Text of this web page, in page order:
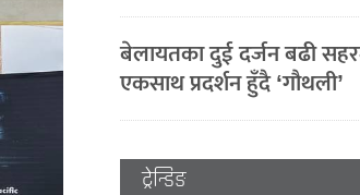
बेलायतका दुई दर्जन बढी
एकसाथ प्रदर्शन हुँदै ‘गौथली’
ट्रेन्डिङ